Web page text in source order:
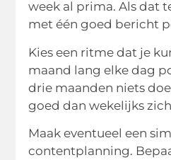
week al prima. Als dat
met één goed bericht
Kies een ritme dat je
maand lang elke dag
drie maanden niets
goed dan wekelijks
Maak eventueel een
contentplanning.